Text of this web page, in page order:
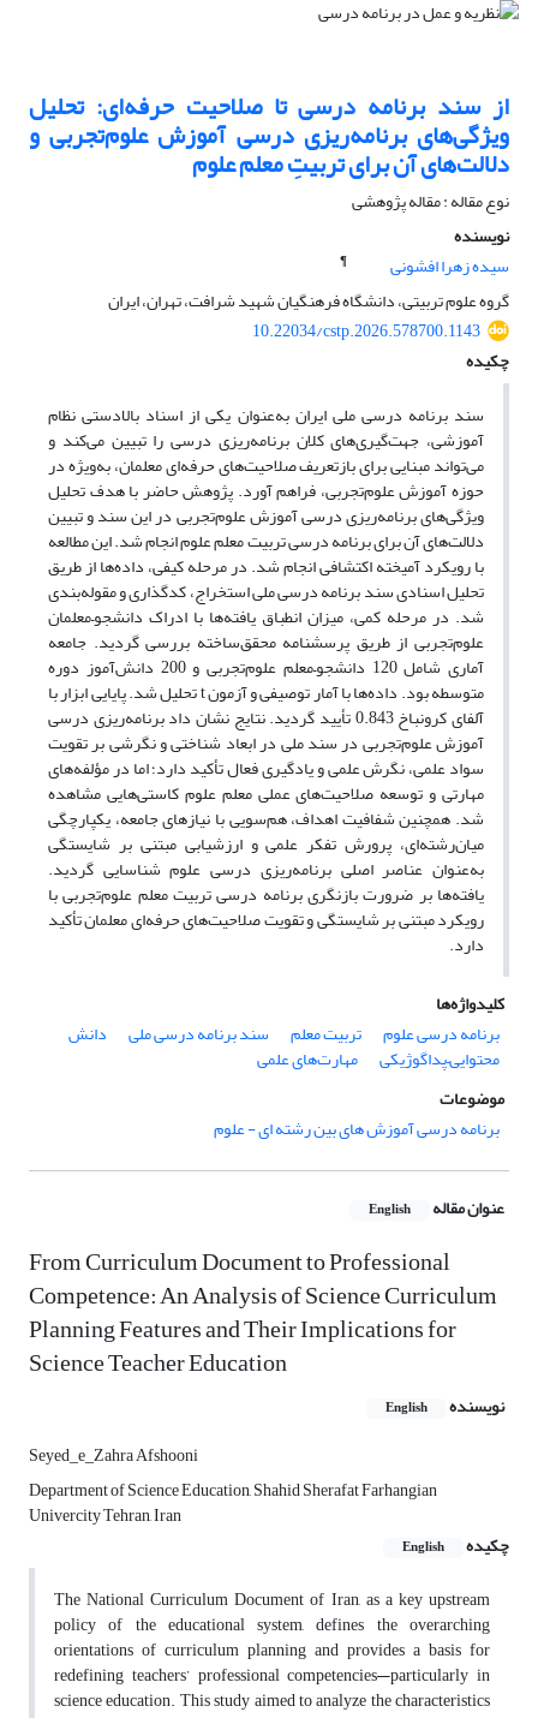
از سند برنامه‌ درسی تا صلاحیت حرفه‌ای: تحلیل
ویژگی‌های برنامه‌ریزی درسی آموزش علوم‌تجربی و
دلالت‌های آن برای تربیتِ معلم علوم
نوع مقاله : مقاله پژوهشی
نویسنده
سیده زهرا افشونی
¶
گروه علوم تربیتی، دانشگاه فرهنگیان شهید شرافت، تهران، ایران
10.22034/cstp.2026.578700.1143
چکیده
سند برنامه درسی ملی ایران به‌عنوان یکی از اسناد بالادستی نظام
آموزشی، جهت‌گیری‌های کلان برنامه‌ریزی درسی را تبیین می‌کند و
می‌تواند مبنایی برای بازتعریف صلاحیت‌های حرفه‌ای معلمان، به‌ویژه در
حوزه آموزش علوم‌تجربی، فراهم آورد. پژوهش حاضر با هدف تحلیل
ویژگی‌های برنامه‌ریزی درسی آموزش علوم‌تجربی در این سند و تبیین
دلالت‌های آن برای برنامه درسی تربیت معلم علوم انجام شد. این مطالعه
با رویکرد آمیخته اکتشافی انجام شد. در مرحله کیفی، داده‌ها از طریق
تحلیل اسنادی سند برنامه درسی ملی استخراج، کدگذاری و مقوله‌بندی
شد. در مرحله کمی، میزان انطباق یافته‌ها با ادراک دانشجو–معلمان
علوم‌تجربی از طریق پرسشنامه محقق‌ساخته بررسی گردید. جامعه
آماری شامل 120 دانشجو–معلم علوم‌تجربی و 200 دانش‌آموز دوره
متوسطه بود. داده‌ها با آمار توصیفی و آزمون t تحلیل شد. پایایی ابزار با
آلفای کرونباخ 0.843 تأیید گردید. نتایج نشان داد برنامه‌ریزی درسی
آموزش علوم‌تجربی در سند ملی در ابعاد شناختی و نگرشی بر تقویت
سواد علمی، نگرش علمی و یادگیری فعال تأکید دارد؛ اما در مؤلفه‌های
مهارتی و توسعه صلاحیت‌های عملی معلم علوم کاستی‌هایی مشاهده
شد. همچنین شفافیت اهداف، هم‌سویی با نیازهای جامعه، یکپارچگی
میان‌رشته‌ای، پرورش تفکر علمی و ارزشیابی مبتنی بر شایستگی
به‌عنوان عناصر اصلی برنامه‌ریزی درسی علوم شناسایی گردید.
یافته‌ها بر ضرورت بازنگری برنامه درسی تربیت معلم علوم‌تجربی با
رویکرد مبتنی بر شایستگی و تقویت صلاحیت‌های حرفه‌ای معلمان تأکید
دارد.
کلیدواژه‌ها
برنامه‌ درسی علوم
تربیت معلم سند برنامه درسی ملی دانش
محتوایی–پداگوژیکی
مهارت‌های علمی
موضوعات
برنامه درسی آموزش های بین رشته ای - علوم
عنوان مقاله English
From Curriculum Document to Professional
Competence: An Analysis of Science Curriculum
Planning Features and Their Implications for
Science Teacher Education
نویسنده English
Seyed_e_Zahra Afshooni
Department of Science Education, Shahid Sherafat Farhangian
Univercity Tehran, Iran
چکیده
English
The National Curriculum Document of Iran, as a key upstream
policy of the educational system, defines the overarching
orientations of curriculum planning and provides a basis for
redefining teachers’ professional competencies—particularly in
science education. This study aimed to analyze the characteristics